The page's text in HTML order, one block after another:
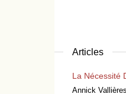
Articles
La Nécessité
Annick Vallières